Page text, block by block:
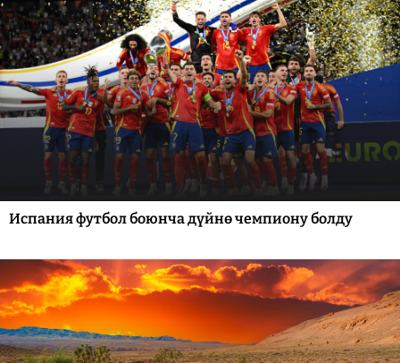
Испания футбол боюнча дүйнө чемпиону болду